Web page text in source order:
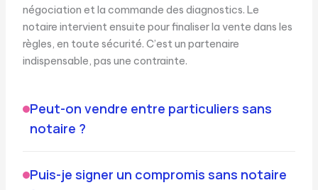
négociation et la commande des diagnostics. Le
notaire intervient ensuite pour finaliser la vente dans les
règles, en toute sécurité. C’est un partenaire
indispensable, pas une contrainte.
Peut-on vendre entre particuliers sans
notaire ?
Puis-je signer un compromis sans notaire